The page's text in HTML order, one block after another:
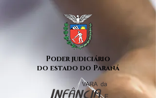
Poder judiciário
do estado do Paraná